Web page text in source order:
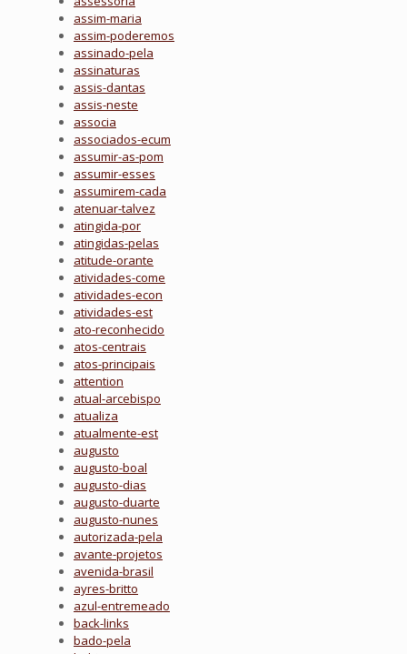
assim-maria
assim-poderemos
assinado-pela
assinaturas
assis-dantas
assis-neste
associa
associados-ecum
assumir-as-pom
assumir-esses
assumirem-cada
atenuar-talvez
atingida-por
atingidas-pelas
atitude-orante
atividades-come
atividades-econ
atividades-est
ato-reconhecido
atos-centrais
atos-principais
attention
atual-arcebispo
atualiza
atualmente-est
augusto
augusto-boal
augusto-dias
augusto-duarte
augusto-nunes
autorizada-pela
avante-projetos
avenida-brasil
ayres-britto
azul-entremeado
back-links
bado-pela